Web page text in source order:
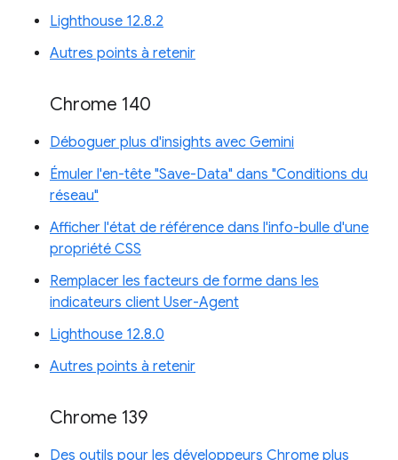
Lighthouse 12.8.2
Autres points à retenir
Chrome 140
Déboguer plus d'insights avec Gemini
Émuler l'en-tête "Save-Data" dans "Conditions du
réseau"
Afficher l'état de référence dans l'info-bulle d'une
propriété CSS
Remplacer les facteurs de forme dans les
indicateurs client User-Agent
Lighthouse 12.8.0
Autres points à retenir
Chrome 139
Des outils pour les développeurs Chrome plus